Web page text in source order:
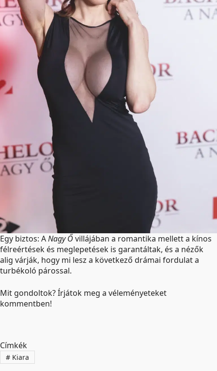
Egy biztos: ANagy Ő villájában a romantika mellett a kínos
félreértések és meglepetések is garantáltak, és a nézők
alig várják, hogy mi lesz a következő drámai fordulat a
turbékoló párossal.
Mit gondoltok? Írjátok meg a véleményeteket
kommentben!
Címkék
#Kiara